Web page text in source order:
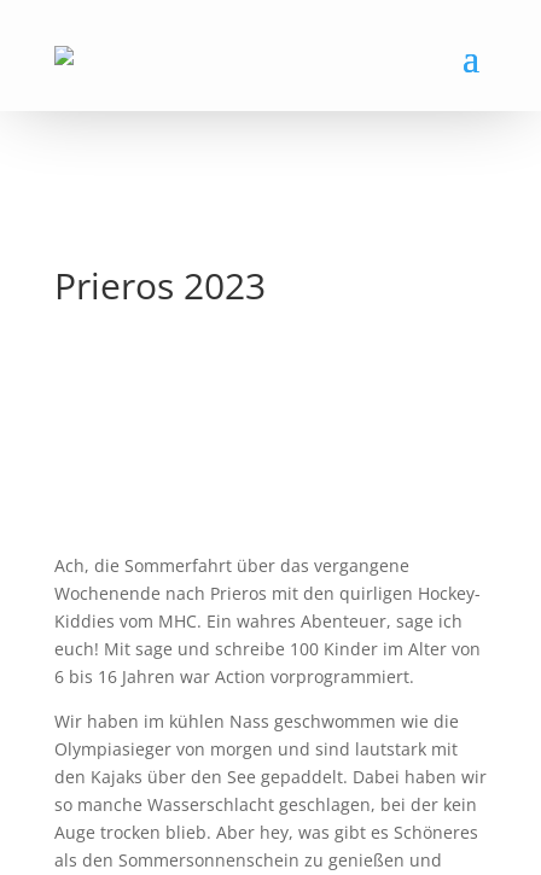
Prieros 2023
Ach, die Sommerfahrt über das vergangene
Wochenende nach Prieros mit den quirligen Hockey-
Kiddies vom MHC. Ein wahres Abenteuer, sage ich
euch! Mit sage und schreibe 100 Kinder im Alter von
6 bis 16 Jahren war Action vorprogrammiert.
Wir haben im kühlen Nass geschwommen wie die
Olympiasieger von morgen und sind lautstark mit
den Kajaks über den See gepaddelt. Dabei haben wir
so manche Wasserschlacht geschlagen, bei der kein
Auge trocken blieb. Aber hey, was gibt es Schöneres
als den Sommersonnenschein zu genießen und